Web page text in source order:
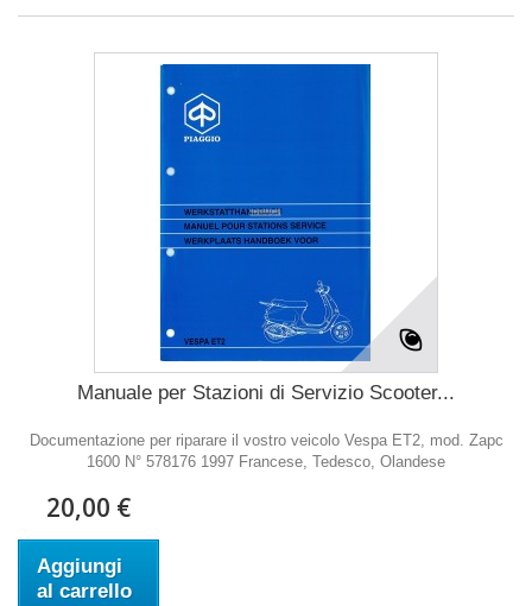
Manuale per Stazioni di Servizio Scooter...
Documentazione per riparare il vostro veicolo Vespa ET2, mod. Zapc
1600 N° 578176 1997 Francese, Tedesco, Olandese
20,00 €
Aggiungi
al carrello